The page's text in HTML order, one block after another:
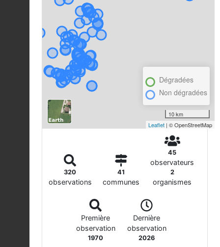
Dégradées
Non dégradées
10 km
Leaflet | © OpenStreetMap
320
observations
41
communes
45
observateurs
2
organismes
Première
observation
1970
Dernière
observation
2026